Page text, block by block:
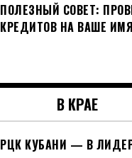
ПОЛЕЗНЫЙ СОВЕТ:
КРЕДИТОВ НА ВАШЕ ИМЯ
В КРАЕ
РЦК КУБАНИ — В